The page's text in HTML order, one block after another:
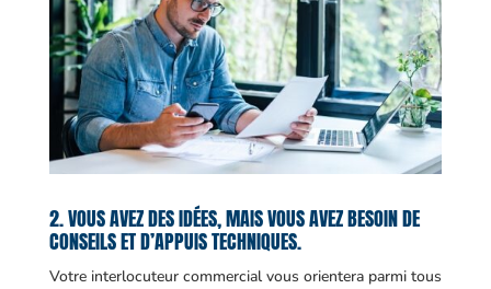
2. VOUS AVEZ DES IDÉES, MAIS VOUS AVEZ BESOIN DE
CONSEILS ET D’APPUIS TECHNIQUES.
Votre interlocuteur commercial vous orientera parmi tous